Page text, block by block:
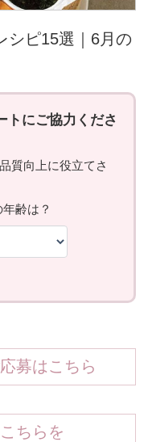
シピ15選｜6月の
募はこちら
ちらを